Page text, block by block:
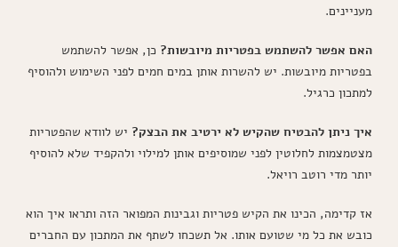
מעניינים.
האם אפשר להשתמש בפטריות מיובשות? כן, אפשר להשתמש
בפטריות מיובשות. יש להשרות אותן במים חמים לפני השימוש ולהוסיף
למתכון כרגיל.
איך ניתן להבטיח שהקיש לא ירטיב את הבצק? יש לוודא שהפטריות
מצטמצמות לחלוטין לפני שמוסיפים אותן למילוי ולהקפיד שלא להוסיף
יותר מדי רוטב רויאל.
אז קדימה, הכינו את הקיש פטריות וגבינות המפואר הזה ותראו איך הוא
כובש את כל מי שטועם אותו. אל תשכחו לשתף את המתכון עם החברים